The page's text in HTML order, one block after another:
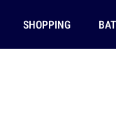
SHOPPING